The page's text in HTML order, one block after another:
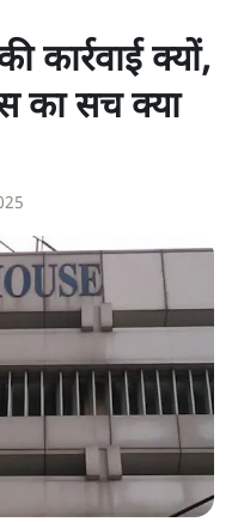
कार्रवाई क्यों,
का सच क्या